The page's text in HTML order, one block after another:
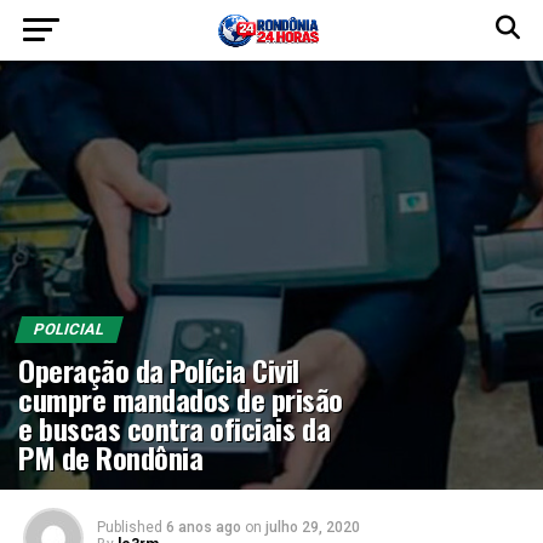
POLICIAL
Operação da Polícia Civil
cumpre mandados de prisão
e buscas contra oficiais da
PM de Rondônia
Published 6 anos ago on julho 29, 2020